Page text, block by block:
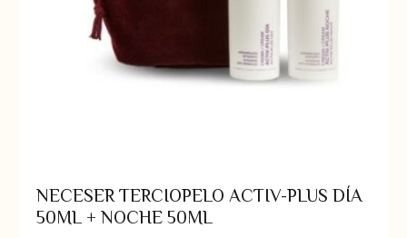
NECESER TERCIOPELO ACTIV-PLUS DÍA
50ML + NOCHE 50ML